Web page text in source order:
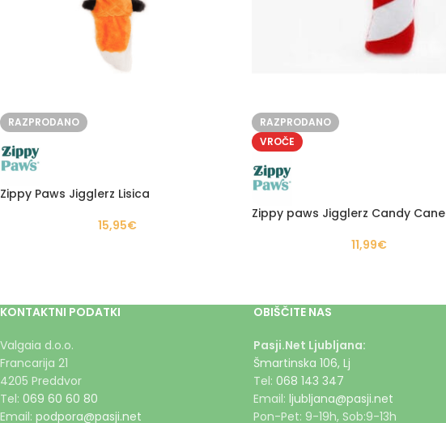
RAZPRODANO
Zippy Paws Jigglerz Lisica
15,95€
RAZPRODANO
VROČE
Zippy paws Jigglerz Candy Cane
11,99€
KONTAKTNI PODATKI
Valgaia d.o.o.
Francarija 21
4205 Preddvor
Tel: 069 60 60 80
Email: podpora@pasji.net
OBIŠČITE NAS
Pasji.Net Ljubljana:
Šmartinska 106, Lj
Tel: 068 143 347
Email: ljubljana@pasji.net
Pon-Pet: 9-19h, Sob:9-13h